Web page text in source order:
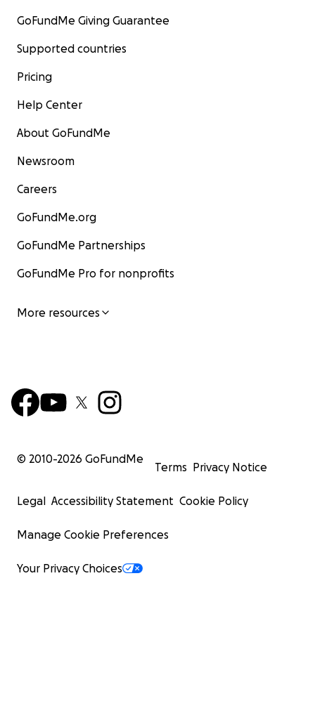
GoFundMe Giving Guarantee
Supported countries
Pricing
Help Center
About GoFundMe
Newsroom
Careers
GoFundMe.org
GoFundMe Partnerships
GoFundMe Pro for nonprofits
More resources
© 2010-2026 GoFundMe
Terms Privacy Notice
Legal Accessibility Statement Cookie Policy
Manage Cookie Preferences
Your Privacy Choices